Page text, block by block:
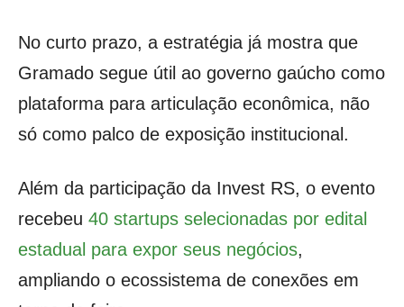
No curto prazo, a estratégia já mostra que
Gramado segue útil ao governo gaúcho como
plataforma para articulação econômica, não
só como palco de exposição institucional.
Além da participação da Invest RS, o evento
recebeu 40 startups selecionadas por edital
estadual para expor seus negócios,
ampliando o ecossistema de conexões em